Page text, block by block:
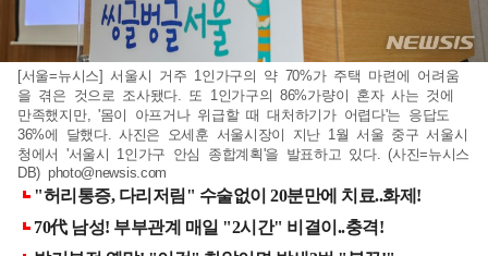
[서울=뉴시스] 서울시 거주 1인가구의 약 70%가 주택 마련에 어려움
을 겪은 것으로 조사됐다. 또 1인가구의 86%가량이 혼자 사는 것에
만족했지만, '몸이 아프거나 위급할 때 대처하기가 어렵다'는 응답도
36%에 달했다. 사진은 오세훈 서울시장이 지난 1월 서울 중구 서울시
청에서 '서울시 1인가구 안심 종합계획'을 발표하고 있다. (사진=뉴시스
DB) photo@newsis.com